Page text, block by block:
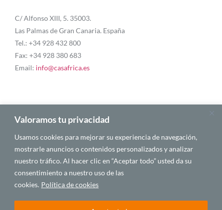
Valoramos tu privacidad
Usamos cookies para mejorar su experiencia de navegación,
mostrarle anuncios o contenidos personalizados y analizar
nuestro tráfico. Al hacer clic en “Aceptar todo” usted da su
consentimiento a nuestro uso de las
cookies. Política de cookies
C/ Alfonso XIII, 5. 35003.
Las Palmas de Gran Canaria. España
Tel.: +34 928 432 800
Fax: +34 928 380 683
Email: info@casafrica.es
Blog
About Us
Personalities
English